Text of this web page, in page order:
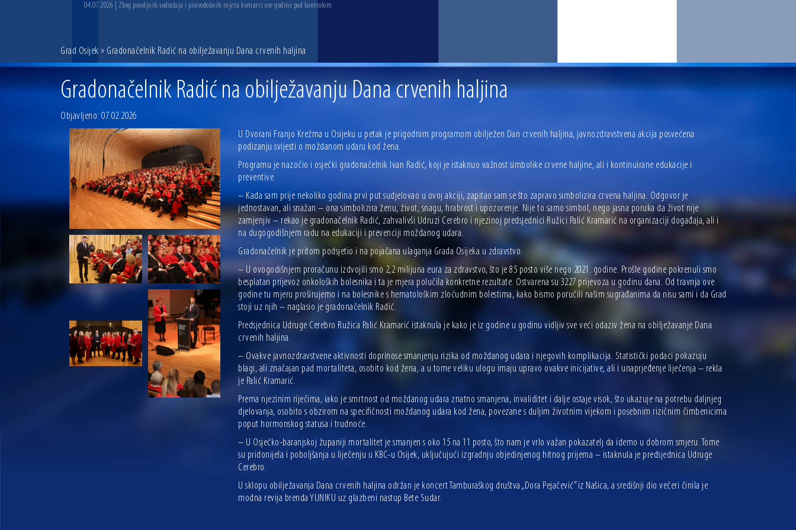
04.07.2026 | Zbog povoljnih vodostaja i pravodobnih mjera komarci ove godine pod kontrolom
Grad Osijek » Gradonačelnik Radić na obilježavanju Dana crvenih haljina
Gradonačelnik Radić na obilježavanju Dana crvenih haljina
Objavljeno: 07.02.2026
U Dvorani Franjo Krežma u Osijeku u petak je prigodnim programom obilježen Dan crvenih haljina, javnozdravstvena akcija posvećena
podizanju svijesti o moždanom udaru kod žena.
Programu je nazočio i osječki gradonačelnik Ivan Radić, koji je istaknuo važnost simbolike crvene haljine, ali i kontinuirane edukacije i
preventive.
– Kada sam prije nekoliko godina prvi put sudjelovao u ovoj akciji, zapitao sam se što zapravo simbolizira crvena haljina. Odgovor je
jednostavan, ali snažan – ona simbolizira ženu, život, snagu, hrabrost i upozorenje. Nije to samo simbol, nego jasna poruka da život nije
zamjenjiv – rekao je gradonačelnik Radić, zahvalivši Udruzi Cerebro i njezinoj predsjednici Ružici Palić Kramarić na organizaciji događaja, ali i
na dugogodišnjem radu na edukaciji i prevenciji moždanog udara.
Gradonačelnik je pritom podsjetio i na pojačana ulaganja Grada Osijeka u zdravstvo.
– U ovogodišnjem proračunu izdvojili smo 2,2 milijuna eura za zdravstvo, što je 85 posto više nego 2021. godine. Prošle godine pokrenuli smo
besplatan prijevoz onkoloških bolesnika i ta je mjera polučila konkretne rezultate. Ostvarena su 3227 prijevoza u godinu dana. Od travnja ove
godine tu mjeru proširujemo i na bolesnike s hematološkim zloćudnim bolestima, kako bismo poručili našim sugrađanima da nisu sami i da Grad
stoji uz njih – naglasio je gradonačelnik Radić.
Predsjednica Udruge Cerebro Ružica Palić Kramarić istaknula je kako je iz godine u godinu vidljiv sve veći odaziv žena na obilježavanje Dana
crvenih haljina.
– Ovakve javnozdravstvene aktivnosti doprinose smanjenju rizika od moždanog udara i njegovih komplikacija. Statistički podaci pokazuju
blagi, ali značajan pad mortaliteta, osobito kod žena, a u tome veliku ulogu imaju upravo ovakve inicijative, ali i unaprjeđenje liječenja – rekla
je Palić Kramarić.
Prema njezinim riječima, iako je smrtnost od moždanog udara znatno smanjena, invaliditet i dalje ostaje visok, što ukazuje na potrebu daljnjeg
djelovanja, osobito s obzirom na specifičnosti moždanog udara kod žena, povezane s duljim životnim vijekom i posebnim rizičnim čimbenicima
poput hormonskog statusa i trudnoće.
– U Osječko-baranjskoj županiji mortalitet je smanjen s oko 15 na 11 posto, što nam je vrlo važan pokazatelj da idemo u dobrom smjeru. Tome
su pridonijela i poboljšanja u liječenju u KBC-u Osijek, uključujući izgradnju objedinjenog hitnog prijema – istaknula je predsjednica Udruge
Cerebro.
U sklopu obilježavanja Dana crvenih haljina održan je koncert Tamburaškog društva „Dora Pejačević” iz Našica, a središnji dio večeri činila je
modna revija brenda YUNIKU uz glazbeni nastup Bete Sudar.